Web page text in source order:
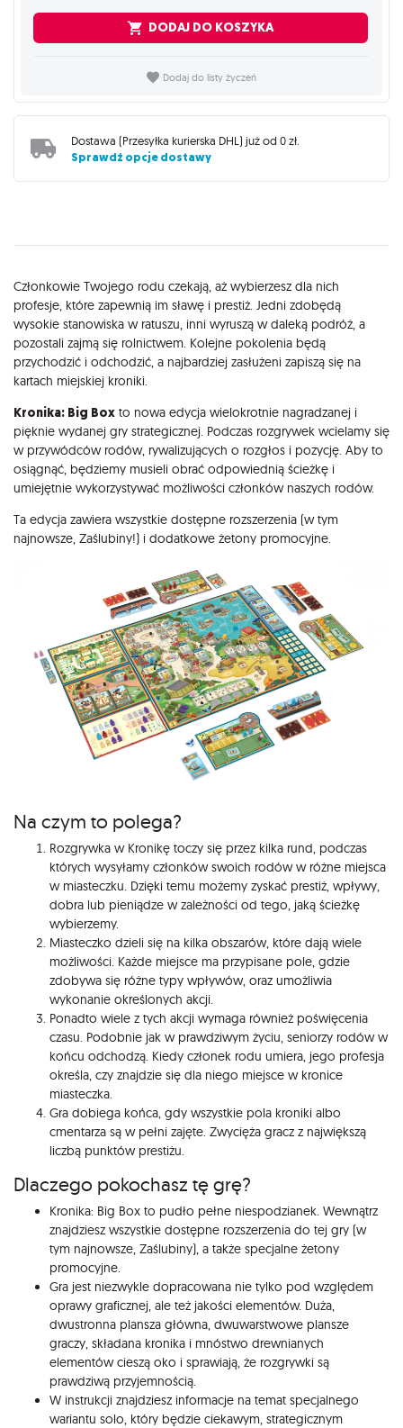
DODAJ DO KOSZYKA
Dodaj do listy życzeń
Dostawa (Przesyłka kurierska DHL ) już od 0 zł
Sprawdź opcje dostawy
Opis
Członkowie Twojego rodu czekają, aż wybierzesz dla nich
profesje, które zapewnią im sławę i prestiż. Jedni zdobędą
wysokie stanowiska w ratuszu, inni wyruszą w daleką podróż, a
pozostali zajmą się rolnictwem. Kolejne pokolenia będą
przychodzić i odchodzić, a najbardziej zasłużeni zapiszą się na
kartach miejskiej kroniki.
Kronika: Big Box to nowa edycja wielokrotnie nagradzanej i
pięknie wydanej gry strategicznej. Podczas rozgrywek wcielamy się
w przywódców rodów, rywalizujących o rozgłos i pozycję. Aby to
osiągnąć, będziemy musieli obrać odpowiednią ścieżkę i
umiejętnie wykorzystywać możliwości członków naszych rodów.
Ta edycja zawiera wszystkie dostępne rozszerzenia (w tym
najnowsze, Zaślubiny!) i dodatkowe żetony promocyjne.
Na czym to polega?
Rozgrywka w Kronikę toczy się przez kilka rund, podczas
których wysyłamy członków swoich rodów w różne miejsca
w miasteczku. Dzięki temu możemy zyskać prestiż, wpływy,
dobra lub pieniądze w zależności od tego, jaką ścieżkę
wybierzemy.
Miasteczko dzieli się na kilka obszarów, które dają wiele
możliwości. Każde miejsce ma przypisane pole, gdzie
zdobywa się różne typy wpływów, oraz umożliwia
wykonanie określonych akcji.
Ponadto wiele z tych akcji wymaga również poświęcenia
czasu. Podobnie jak w prawdziwym życiu, seniorzy rodów w
końcu odchodzą. Kiedy członek rodu umiera, jego profesja
określa, czy znajdzie się dla niego miejsce w kronice
miasteczka.
Gra dobiega końca, gdy wszystkie pola kroniki albo
cmentarza są w pełni zajęte. Zwycięża gracz z największą
liczbą punktów prestiżu.
Dlaczego pokochasz tę grę?
Kronika: Big Box to pudło pełne niespodzianek. Wewnątrz
znajdziesz wszystkie dostępne rozszerzenia do tej gry (w
tym najnowsze, Zaślubiny), a także specjalne żetony
promocyjne.
Gra jest niezwykle dopracowana nie tylko pod względem
oprawy graficznej, ale też jakości elementów. Duża,
dwustronna plansza główna, dwuwarstwowe plansze
graczy, składana kronika i mnóstwo drewnianych
elementów cieszą oko i sprawiają, że rozgrywki są
prawdziwą przyjemnością.
W instrukcji znajdziesz informacje na temat specjalnego
wariantu solo, który będzie ciekawym, strategicznym